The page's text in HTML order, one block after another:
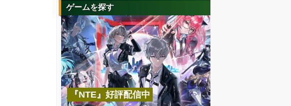
ゲームを探す
『NTE』好評配信中